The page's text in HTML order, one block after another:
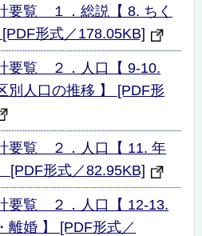
要覧 １．総説【 8. ちく
形式／178.05KB]
要覧 ２．人口【 9-10.
別人口の推移 】 [PDF形
要覧 ２．人口【 11. 年
[PDF形式／82.95KB]
要覧 ２．人口【 12-13.
離婚 】 [PDF形式／